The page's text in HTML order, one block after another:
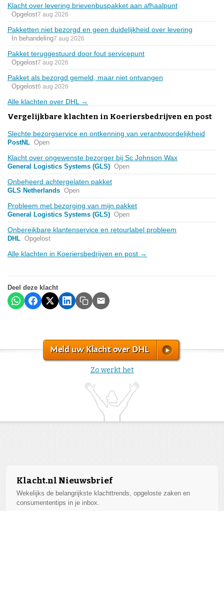
Klacht over levering brievenbuspakket aan afhaalpunt
Opgelost7 aug 2026
Pakketten niet bezorgd en geen duidelijkheid over levering
In behandeling7 aug 2026
Pakket teruggestuurd door fout servicepunt
Opgelost7 aug 2026
Pakket als bezorgd gemeld, maar niet ontvangen
Opgelost6 aug 2026
Alle klachten over DHL →
Vergelijkbare klachten in Koeriersbedrijven en post
Slechte bezorgservice en ontkenning van verantwoordelijkheid
PostNL Open
Klacht over ongewenste bezorger bij Sc Johnson Wax
General Logistics Systems (GLS) Open
Onbeheerd achtergelaten pakket
GLS Netherlands Open
Probleem met bezorging van mijn pakket
General Logistics Systems (GLS) Open
Onbereikbare klantenservice en retourlabel probleem
DHL Opgelost
Alle klachten in Koeriersbedrijven en post →
Deel deze klacht
Meld uw Klacht over DHL
Zo werkt het
Klacht.nl Nieuwsbrief
Wekelijks de belangrijkste klachttrends, opgeloste zaken en
consumententips in je inbox.